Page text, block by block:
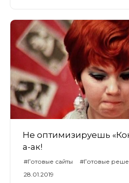
Не оптимизируешь
а-ак!
#Готовые сайты
#Готовые
28.01.2019